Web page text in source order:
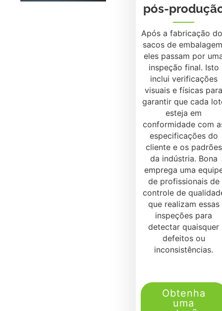
pós-
Após a fabricação
sacos de
eles passam por
inspeção final. Isto
inclui verificações
visuais e físicas para
garantir que cada
esteja em
conformidade com
especificações do
cliente e os padrões
da indústria. Bona
emprega uma
de profissionais de
controle de
que realizam essas
inspeções para
detectar quaisquer
defeitos ou
inconsistências.
Obtenha
uma